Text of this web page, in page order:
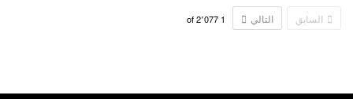
السابق التالي 1 2٬077